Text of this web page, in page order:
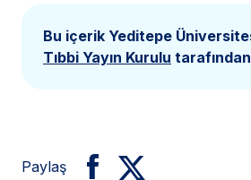
Bu içerik Yeditepe
Tıbbi Yayın Kurulu tarafından
Paylaş